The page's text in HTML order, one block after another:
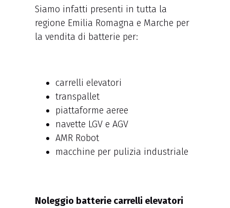
Siamo infatti presenti in tutta la
regione Emilia Romagna e Marche per
la vendita di batterie per:
carrelli elevatori
transpallet
piattaforme aeree
navette LGV e AGV
AMR Robot
macchine per pulizia industriale
Noleggio batterie carrelli elevatori